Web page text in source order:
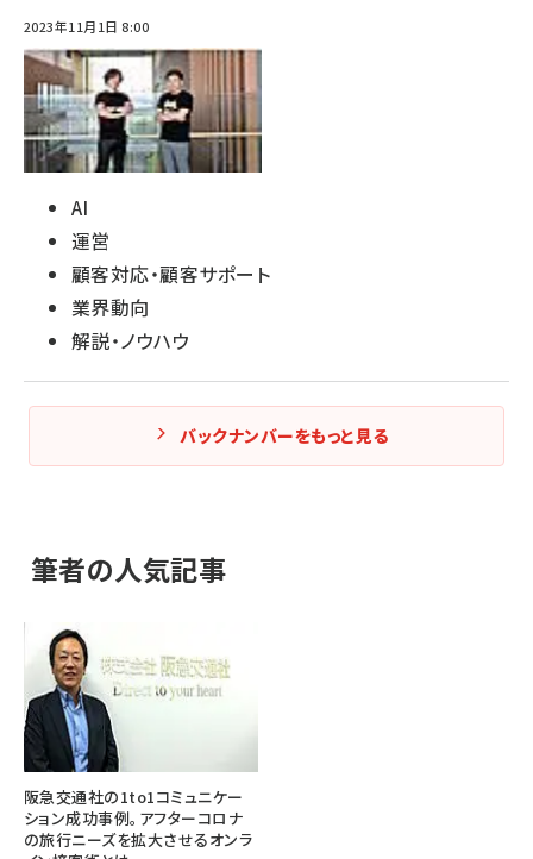
2023年11月1日 8:00
AI
運営
顧客対応・顧客サポート
業界動向
解説・ノウハウ
バックナンバーをもっと見る
筆者の人気記事
阪急交通社の1to1コミュニケー
ション成功事例。アフターコロナ
の旅行ニーズを拡大させるオンラ